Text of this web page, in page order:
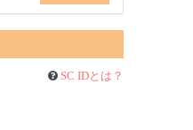
SC IDとは？